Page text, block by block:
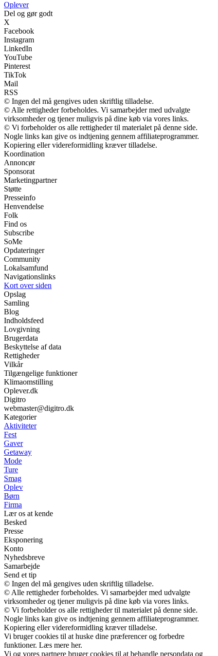
Oplever
Del og gør godt
X
Facebook
Instagram
LinkedIn
YouTube
Pinterest
TikTok
Mail
RSS
© Ingen del må gengives uden skriftlig tilladelse.
© Alle rettigheder forbeholdes. Vi samarbejder med udvalgte
virksomheder og tjener muligvis på dine køb via vores links.
© Vi forbeholder os alle rettigheder til materialet på denne side.
Nogle links kan give os indtjening gennem affiliateprogrammer.
Kopiering eller videreformidling kræver tilladelse.
Koordination
Annoncør
Sponsorat
Marketingpartner
Støtte
Presseinfo
Henvendelse
Folk
Find os
Subscribe
SoMe
Opdateringer
Community
Lokalsamfund
Navigationslinks
Kort over siden
Opslag
Samling
Blog
Indholdsfeed
Lovgivning
Brugerdata
Beskyttelse af data
Rettigheder
Vilkår
Tilgængelige funktioner
Klimaomstilling
Oplever.dk
Digitro
webmaster@digitro.dk
Kategorier
Aktiviteter
Fest
Gaver
Getaway
Mode
Ture
Smag
Oplev
Børn
Firma
Lær os at kende
Besked
Presse
Eksponering
Konto
Nyhedsbreve
Samarbejde
Send et tip
© Ingen del må gengives uden skriftlig tilladelse.
© Alle rettigheder forbeholdes. Vi samarbejder med udvalgte
virksomheder og tjener muligvis på dine køb via vores links.
© Vi forbeholder os alle rettigheder til materialet på denne side.
Nogle links kan give os indtjening gennem affiliateprogrammer.
Kopiering eller videreformidling kræver tilladelse.
Vi bruger cookies til at huske dine præferencer og forbedre
funktioner. Læs mere her.
Vi og vores partnere bruger cookies til at behandle persondata og